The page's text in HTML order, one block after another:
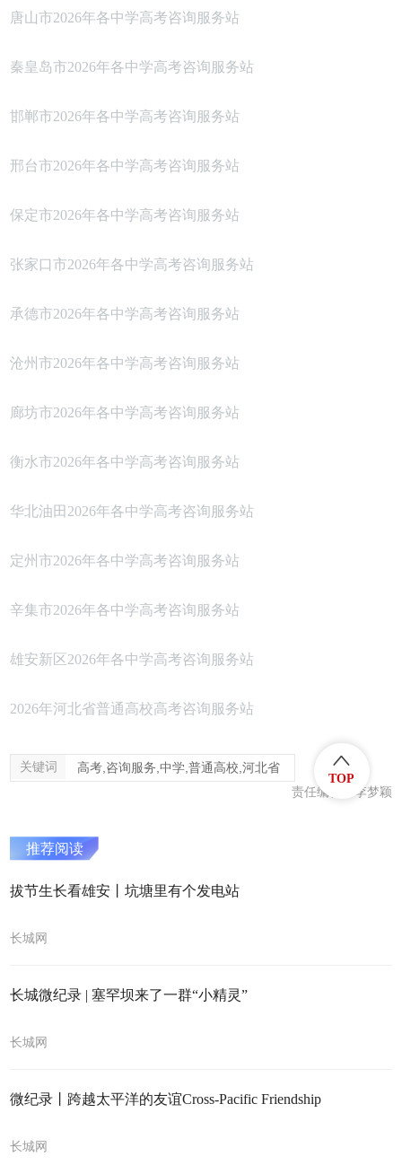
唐山市2026年各中学高考咨询服务站
秦皇岛市2026年各中学高考咨询服务站
邯郸市2026年各中学高考咨询服务站
邢台市2026年各中学高考咨询服务站
保定市2026年各中学高考咨询服务站
张家口市2026年各中学高考咨询服务站
承德市2026年各中学高考咨询服务站
沧州市2026年各中学高考咨询服务站
廊坊市2026年各中学高考咨询服务站
衡水市2026年各中学高考咨询服务站
华北油田2026年各中学高考咨询服务站
定州市2026年各中学高考咨询服务站
辛集市2026年各中学高考咨询服务站
雄安新区2026年各中学高考咨询服务站
2026年河北省普通高校高考咨询服务站
关键词 高考,咨询服务,中学,普通高校,河北省
责任编辑：李梦颖
推荐阅读
拔节生长看雄安丨坑塘里有个发电站
长城网
长城微纪录 | 塞罕坝来了一群“小精灵”
长城网
微纪录丨跨越太平洋的友谊Cross-Pacific Friendship
长城网
TOP